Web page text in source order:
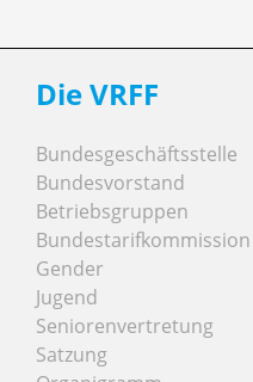
Die VRFF
Bundesgeschäftsstelle
Bundesvorstand
Betriebsgruppen
Bundestarifkommission
Gender
Jugend
Seniorenvertretung
Satzung